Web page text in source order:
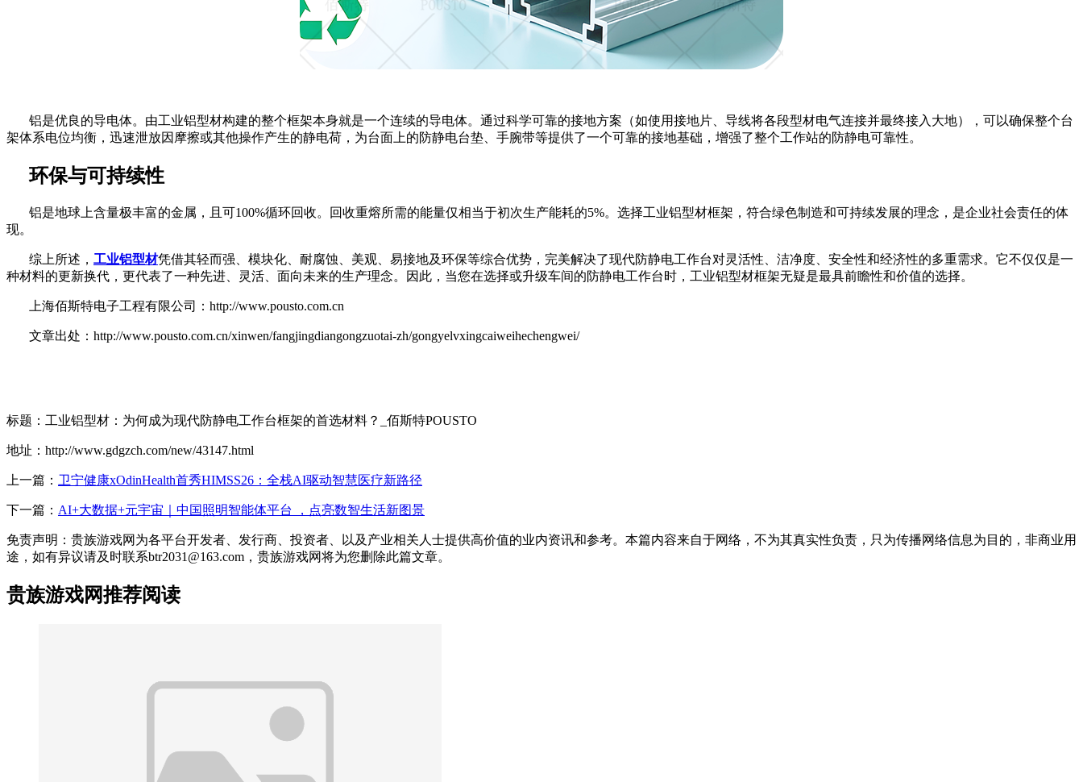
铝是优良的导电体。由工业铝型材构建的整个框架本身就是一个连续的导电体。通过科学可靠的接地方案（如使用接地片、导线将各段型材电气连接并最终接入大地），可以确保整个台
架体系电位均衡，迅速泄放因摩擦或其他操作产生的静电荷，为台面上的防静电台垫、手腕带等提供了一个可靠的接地基础，增强了整个工作站的防静电可靠性。
环保与可持续性
铝是地球上含量极丰富的金属，且可100%循环回收。回收重熔所需的能量仅相当于初次生产能耗的5%。选择工业铝型材框架，符合绿色制造和可持续发展的理念，是企业社会责任的体
现。
综上所述， 工业铝型材凭借其轻而强、模块化、耐腐蚀、美观、易接地及环保等综合优势，完美解决了现代防静电工作台对灵活性、洁净度、安全性和经济性的多重需求。它不仅仅是一
种材料的更新换代，更代表了一种先进、灵活、面向未来的生产理念。因此，当您在选择或升级车间的防静电工作台时，工业铝型材框架无疑是最具前瞻性和价值的选择。
上海佰斯特电子工程有限公司：http://www.pousto.com.cn
文章出处：http://www.pousto.com.cn/xinwen/fangjingdiangongzuotai-zh/gongyelvxingcaiweihechengwei/
标题：工业铝型材：为何成为现代防静电工作台框架的首选材料？_佰斯特POUSTO
地址：http://www.gdgzch.com/new/43147.html
上一篇： 卫宁健康xOdinHealth首秀HIMSS26：全栈AI驱动智慧医疗新路径
下一篇： AI+大数据+元宇宙｜中国照明智能体平台 ，点亮数智生活新图景
免责声明：贵族游戏网为各平台开发者、发行商、投资者、以及产业相关人士提供高价值的业内资讯和参考。本篇内容来自于网络，不为其真实性负责，只为传播网络信息为目的，非商业用
途，如有异议请及时联系btr2031@163.com，贵族游戏网将为您删除此篇文章。
贵族游戏网推荐阅读